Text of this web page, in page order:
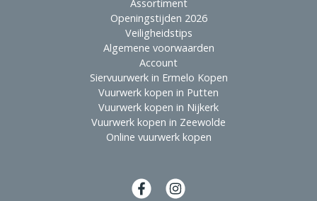
Assortiment
Openingstijden 2026
Veiligheidstips
Algemene voorwaarden
Account
Siervuurwerk in Ermelo Kopen
Vuurwerk kopen in Putten
Vuurwerk kopen in Nijkerk
Vuurwerk kopen in Zeewolde
Online vuurwerk kopen